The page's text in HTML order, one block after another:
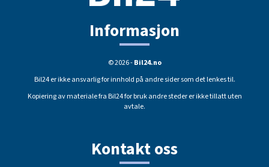
Informasjon
© 2026 -Bil24.no
Bil24 er ikke ansvarlig for innhold på andre sider som det lenkes til.
Kopiering av materiale fra Bil24 for bruk andre steder er ikke tillatt uten
avtale.
Kontakt oss